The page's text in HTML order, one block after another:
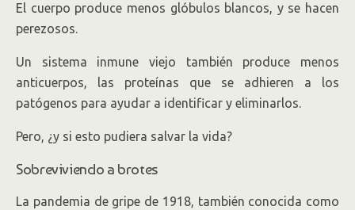
El cuerpo produce menos glóbulos blancos, y se hacen
perezosos.
Un sistema inmune viejo también produce menos
anticuerpos, las proteínas que se adhieren a los
patógenos para ayudar a identificar y eliminarlos.
Pero, ¿y si esto pudiera salvar la vida?
Sobreviviendo a brotes
La pandemia de gripe de 1918, también conocida como